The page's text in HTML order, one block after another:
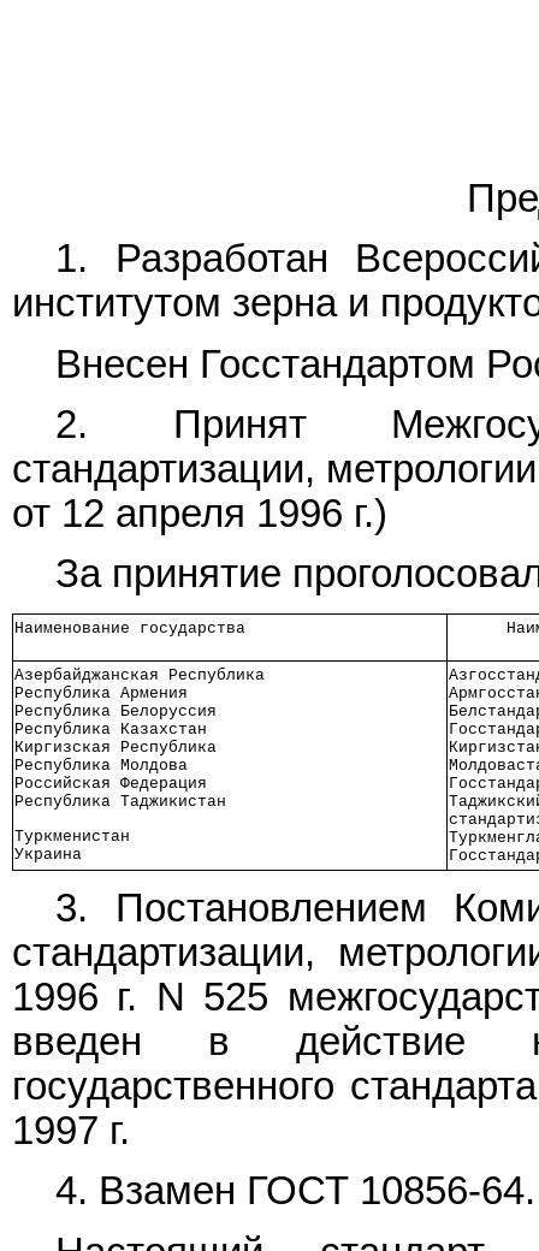
1. Разработан
институтом зерна и
Внесен Госстандартом
2. Принят
стандартизации,
от 12 апреля 1996 г.)
За принятие
Наименование государства
Азербайджанская Республика
Республика Армения
Республика Белоруссия
Республика Казахстан
Киргизская Республика
Республика Молдова
Российская Федерация
Республика Таджикистан
Туркменистан
Украина
3. Постановлением
стандартизации,
1996 г. N 525
введен в действие
государственного
1997 г.
4. Взамен ГОСТ 10856-64.